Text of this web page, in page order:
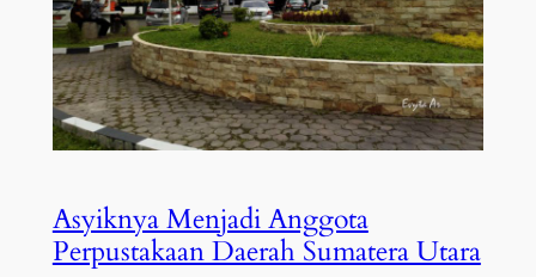
Asyiknya Menjadi Anggota
Perpustakaan Daerah Sumatera Utara